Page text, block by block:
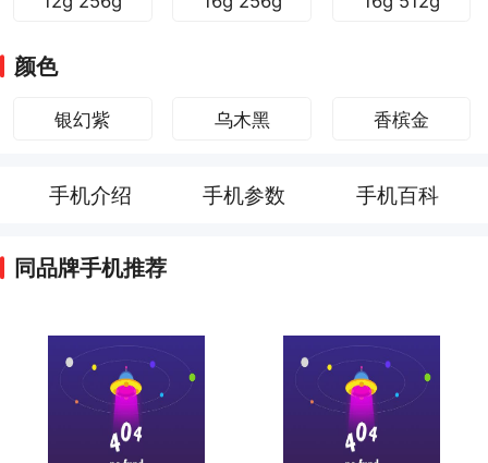
颜色
银幻紫 乌木黑 香槟金
手机介绍 手机参数 手机百科
同品牌手机推荐